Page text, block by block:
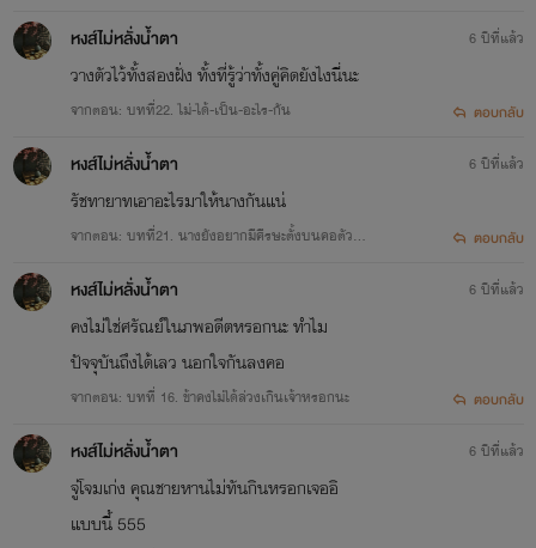
หงส์ไม่หลั่งน้ำตา
วางตัวไว้ทั้งสองฝั่ง ทั้งที่รู้ว่าทั้งคู่คิดยังไงนี่นะ
จากตอน: บทที่22. ไม่-ได้-เป็น-อะไร-กัน
6 ปีที่แล้ว
ตอบกลับ
หงส์ไม่หลั่งน้ำตา
รัชทายาทเอาอะไรมาให้นางกันแน่
จากตอน: บทที่21. นางยังอยากมีศีรษะตั้งบนคอตัวเอ
6 ปีที่แล้ว
ตอบกลับ
หงส์ไม่หลั่งน้ำตา
คงไม่ใช่ศรัณย์ในภพอดีตหรอกนะ ทำไม
ปัจจุบันถึงได้เลว นอกใจกันลงคอ
จากตอน: บทที่ 16. ข้าคงไม่ได้ล่วงเกินเจ้าหรอกนะ
6 ปีที่แล้ว
ตอบกลับ
หงส์ไม่หลั่งน้ำตา
จู่โจมเก่ง คุณชายหานไม่ทันกินหรอกเจออิ
แบบนี้ 555
6 ปีที่แล้ว